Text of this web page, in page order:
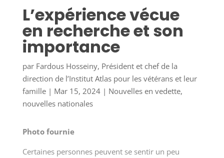
L’expérience vécue
en recherche et son
importance
par Fardous Hosseiny, Président et chef de la
direction de l’Institut Atlas pour les vétérans et leur
famille| Mar 15, 2024| Nouvelles en vedette,
nouvelles nationales
Photo fournie
Certaines personnes peuvent se sentir un peu